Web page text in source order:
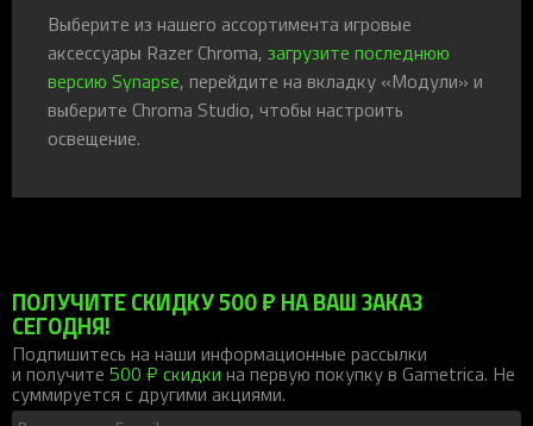
Выберите из нашего ассортимента игровые
аксессуары Razer Chroma, загрузите последнюю
версию Synapse, перейдите на вкладку «Модули» и
выберите Chroma Studio, чтобы настроить
освещение.
ПОЛУЧИТЕ СКИДКУ 500 ₽ НА ВАШ ЗАКАЗ
СЕГОДНЯ!
Подпишитесь на наши информационные рассылки
и получите 500 ₽ скидки на первую покупку в Gametrica. Не
суммируется с другими акциями.